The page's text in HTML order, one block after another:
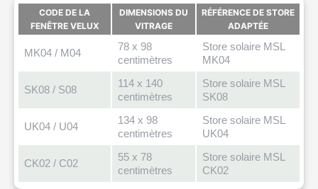
CODE DE LA
FENÊTRE VELUX
DIMENSIONS DU
VITRAGE
RÉFÉRENCE DE STORE
ADAPTÉE
MK04 / M04
78 x 98
centimètres
Store solaire MSL
MK04
SK08 / S08
114 x 140
centimètres
Store solaire MSL
SK08
UK04 / U04
134 x 98
centimètres
Store solaire MSL
UK04
CK02 / C02
55 x 78
centimètres
Store solaire MSL
CK02